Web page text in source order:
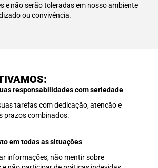
e não serão toleradas em nosso ambiente
ou convivência.
responsabilidades com seriedade
tarefas com dedicação, atenção e
prazos combinados.
em todas as situações
informações, não mentir sobre